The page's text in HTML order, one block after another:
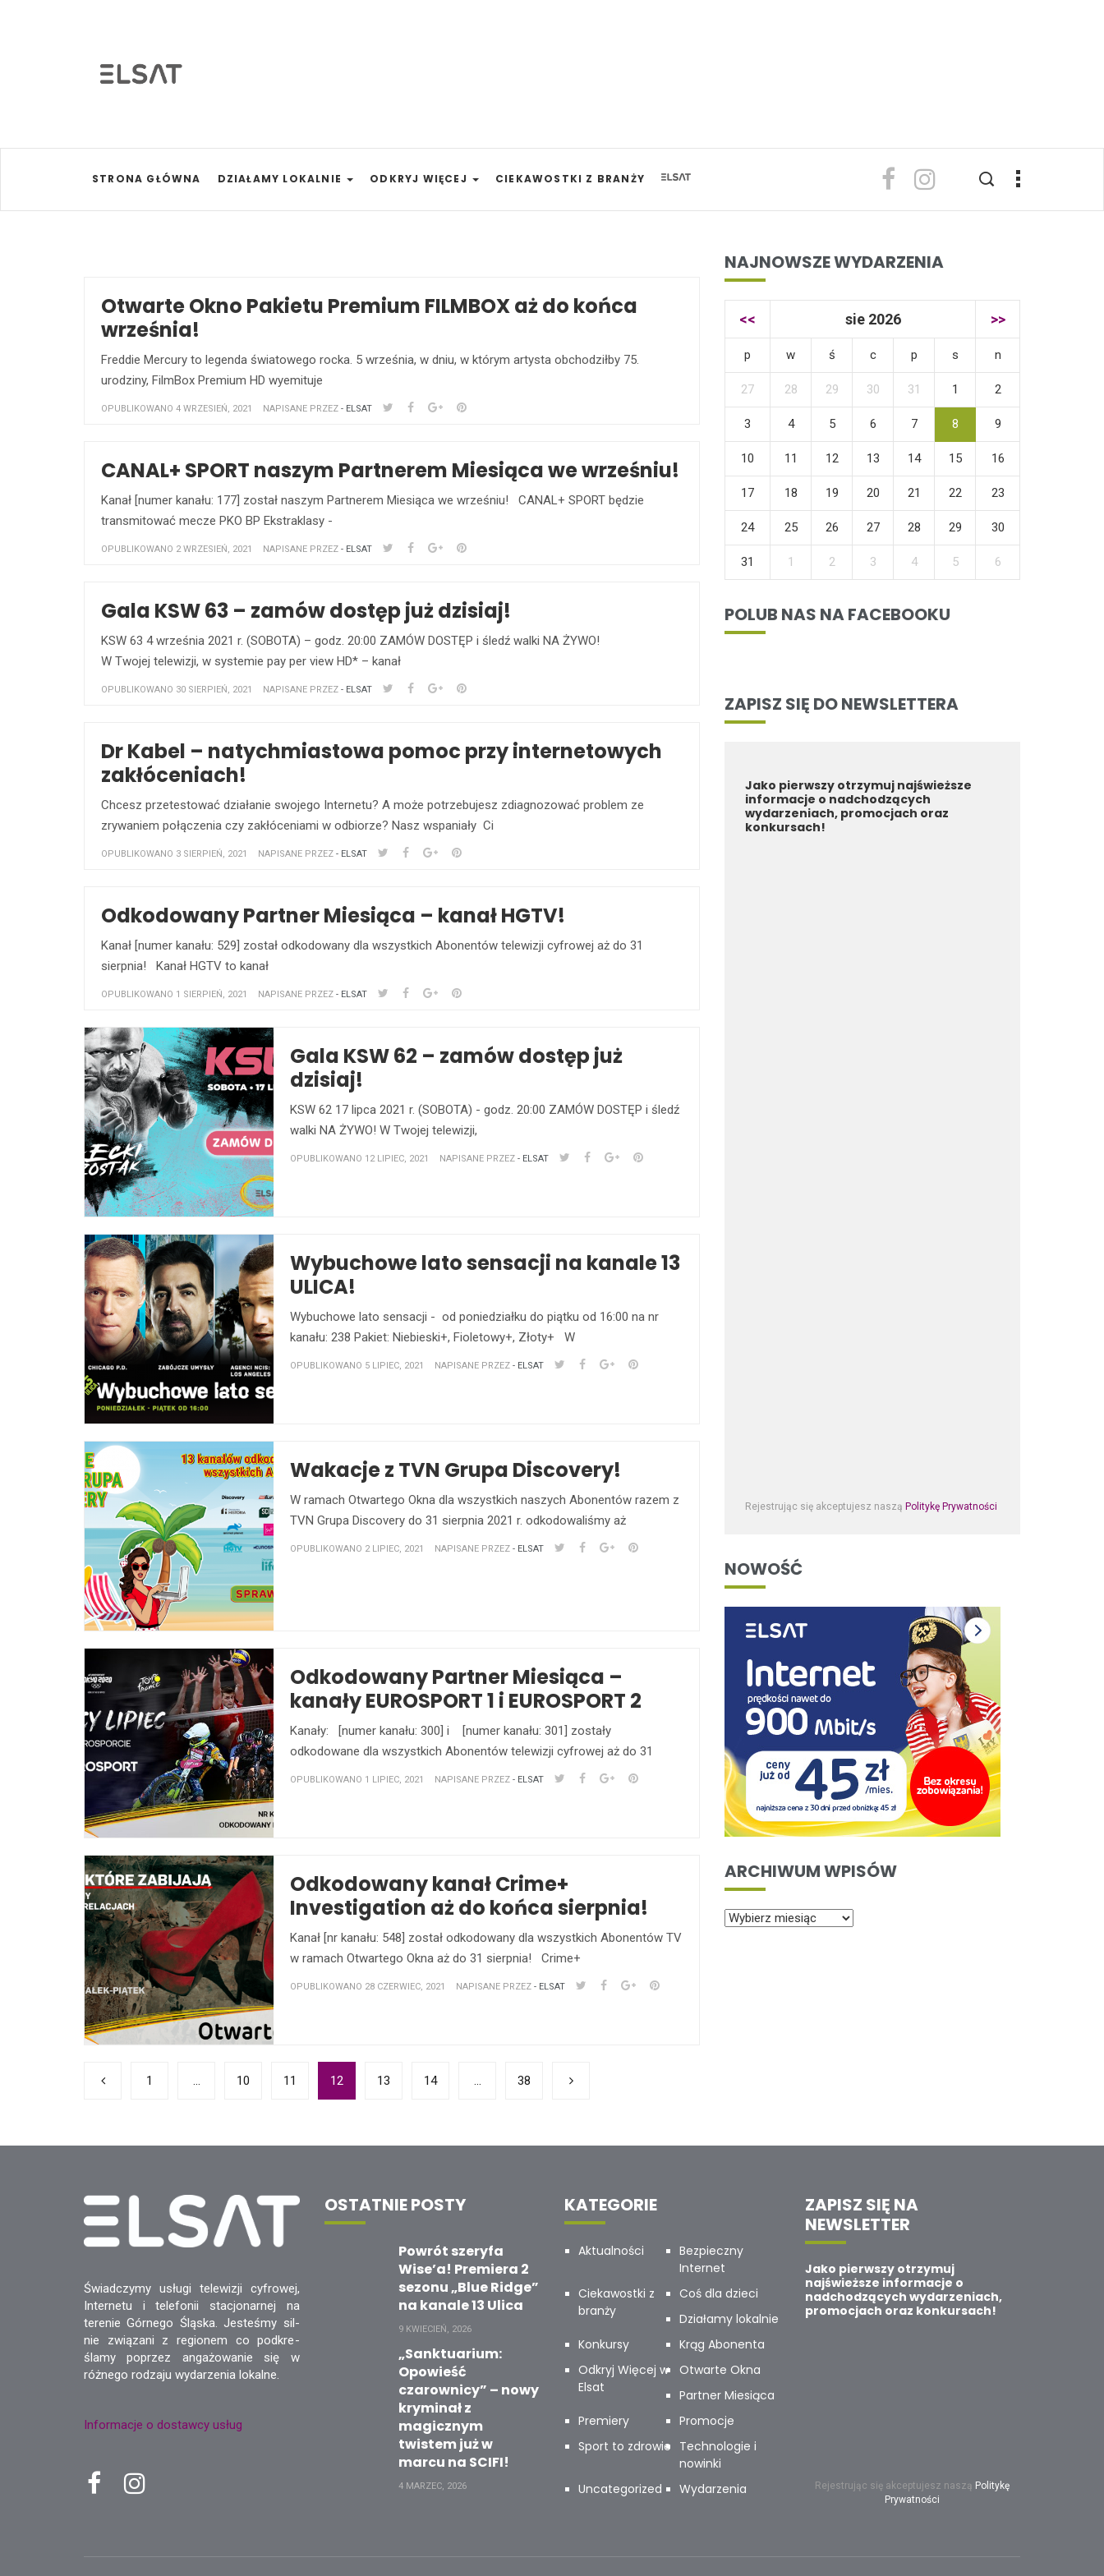
STRONA GŁÓWNA DZIAŁAMY LOKALNIE ODKRYJ WIĘCEJ CIEKAWOSTKI Z BRANŻY
Otwarte Okno Pakietu Premium FILMBOX aż do końca
września!
Freddie Mercury to legenda światowego rocka. 5 września, w dniu, w którym artysta obchodziłby 75.
urodziny, FilmBox Premium HD wyemituje
OPUBLIKOWANO 4 WRZESIEŃ, 2021 NAPISANE PRZEZ - ELSAT
CANAL+ SPORT naszym Partnerem Miesiąca we wrześniu!
Kanał [numer kanału: 177] został naszym Partnerem Miesiąca we wrześniu! CANAL+ SPORT będzie
transmitować mecze PKO BP Ekstraklasy -
OPUBLIKOWANO 2 WRZESIEŃ, 2021 NAPISANE PRZEZ - ELSAT
Gala KSW 63 – zamów dostęp już dzisiaj!
KSW 63 4 września 2021 r. (SOBOTA) – godz. 20:00 ZAMÓW DOSTĘP i śledź walki NA ŻYWO!
W Twojej telewizji, w systemie pay per view HD* – kanał
OPUBLIKOWANO 30 SIERPIEŃ, 2021 NAPISANE PRZEZ - ELSAT
Dr Kabel – natychmiastowa pomoc przy internetowych
zakłóceniach!
Chcesz przetestować działanie swojego Internetu? A może potrzebujesz zdiagnozować problem ze
zrywaniem połączenia czy zakłóceniami w odbiorze? Nasz wspaniały Ci
OPUBLIKOWANO 3 SIERPIEŃ, 2021 NAPISANE PRZEZ - ELSAT
Odkodowany Partner Miesiąca – kanał HGTV!
Kanał [numer kanału: 529] został odkodowany dla wszystkich Abonentów telewizji cyfrowej aż do 31
sierpnia! Kanał HGTV to kanał
OPUBLIKOWANO 1 SIERPIEŃ, 2021 NAPISANE PRZEZ - ELSAT
Gala KSW 62 – zamów dostęp już
dzisiaj!
KSW 62 17 lipca 2021 r. (SOBOTA) - godz. 20:00 ZAMÓW DOSTĘP i śledź
walki NA ŻYWO! W Twojej telewizji,
OPUBLIKOWANO 12 LIPIEC, 2021 NAPISANE PRZEZ - ELSAT
Wybuchowe lato sensacji na kanale 13
ULICA!
Wybuchowe lato sensacji - od poniedziałku do piątku od 16:00 na nr
kanału: 238 Pakiet: Niebieski+, Fioletowy+, Złoty+ W
OPUBLIKOWANO 5 LIPIEC, 2021 NAPISANE PRZEZ - ELSAT
Wakacje z TVN Grupa Discovery!
W ramach Otwartego Okna dla wszystkich naszych Abonentów razem z
TVN Grupa Discovery do 31 sierpnia 2021 r. odkodowaliśmy aż
OPUBLIKOWANO 2 LIPIEC, 2021 NAPISANE PRZEZ - ELSAT
Odkodowany Partner Miesiąca –
kanały EUROSPORT 1 i EUROSPORT 2
Kanały: [numer kanału: 300] i [numer kanału: 301] zostały
odkodowane dla wszystkich Abonentów telewizji cyfrowej aż do 31
OPUBLIKOWANO 1 LIPIEC, 2021 NAPISANE PRZEZ - ELSAT
Odkodowany kanał Crime+
Investigation aż do końca sierpnia!
Kanał [nr kanału: 548] został odkodowany dla wszystkich Abonentów TV
w ramach Otwartego Okna aż do 31 sierpnia! Crime+
OPUBLIKOWANO 28 CZERWIEC, 2021 NAPISANE PRZEZ - ELSAT
1 … 10 11 12 13 14 … 38
NAJNOWSZE WYDARZENIA
<< sie 2026 >>
p w ś c p s n
27 28 29 30 31 1 2
3 4 5 6 7 8 9
10 11 12 13 14 15 16
17 18 19 20 21 22 23
24 25 26 27 28 29 30
31 1 2 3 4 5 6
POLUB NAS NA FACEBOOKU
ZAPISZ SIĘ DO NEWSLETTERA
Jako pierwszy otrzymuj najświeższe
informacje o nadchodzących
wydarzeniach, promocjach oraz
konkursach!
Rejestrując się akceptujesz naszą Politykę Prywatności
NOWOŚĆ
ARCHIWUM WPISÓW
Świadczymy usługi telewizji cyfrowej,
Internetu i telefonii stacjonarnej na
terenie Górnego Śląska. Jesteśmy sil-
nie związani z regionem co podkre-
ślamy poprzez angażowanie się w
różnego rodzaju wydarzenia lokalne.
Informacje o dostawcy usług
OSTATNIE POSTY
Powrót szeryfa
Wise’a! Premiera 2
sezonu „Blue Ridge”
na kanale 13 Ulica
9 KWIECIEŃ, 2026
„Sanktuarium:
Opowieść
czarownicy” – nowy
kryminał z
magicznym
twistem już w
marcu na SCIFI!
4 MARZEC, 2026
KATEGORIE
Aktualności
Bezpieczny
Internet
Ciekawostki z
branży
Coś dla dzieci
Działamy lokalnie
Konkursy
Krąg Abonenta
Odkryj Więcej w
Elsat
Otwarte Okna
Partner Miesiąca
Premiery
Promocje
Sport to zdrowie Technologie i
nowinki
Uncategorized
Wydarzenia
ZAPISZ SIĘ NA
NEWSLETTER
Jako pierwszy otrzymuj
najświeższe informacje o
nadchodzących wydarzeniach,
promocjach oraz konkursach!
Rejestrując się akceptujesz naszą Politykę
Prywatności